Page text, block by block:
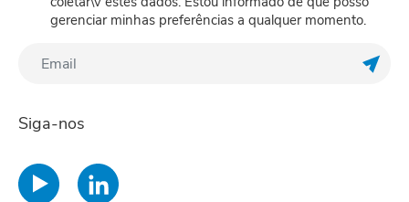
gerenciar minhas preferências a qualquer momento.
Siga-nos